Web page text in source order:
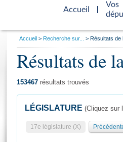
Accueil
d'accueil
Vos
Général
Vous
Accueil Recherche sur... Résultats de
Résultats de
153467 résultats trouvés
LÉGISLATURE (Cliquez sur
17e législature (X)